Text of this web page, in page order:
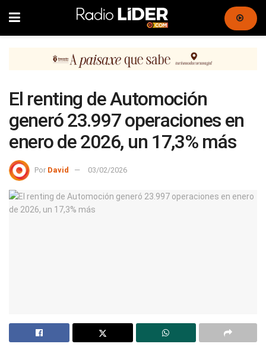
El renting de Automoción
generó 23.997 operaciones en
enero de 2026, un 17,3% más
Por David 03/02/2026